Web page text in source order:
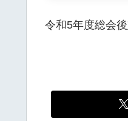
令和5年度総会